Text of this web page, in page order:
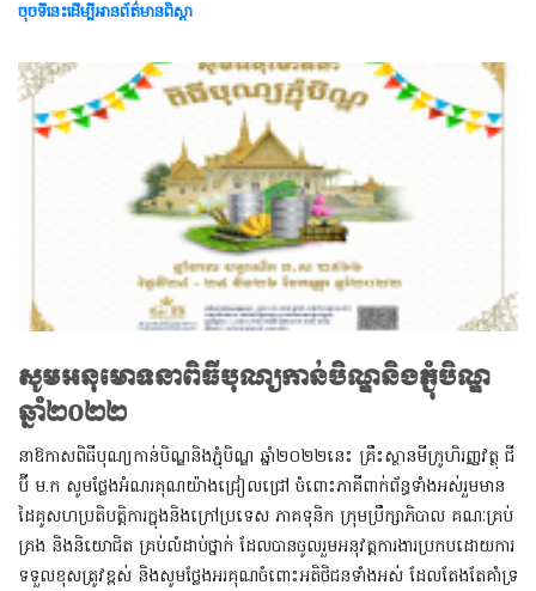
ចុចទីនេះដើម្បីអានព័ត៌មានពិស្តា
សូមអនុមោទនាពិធីបុណ្យកាន់បិណ្ឌនិងភ្ជុំបិណ្ឌ
ឆ្នាំ២០២២
នាឱកាសពិធីបុណ្យកាន់បិណ្ឌនិងភ្ជុំបិណ្ឌ ឆ្នាំ២០២២នេះ គ្រឹះស្ថានមីក្រូហិរញ្ញវត្ថុ ជី
ប៊ី ម.ក សូមថ្លែងអំណរគុណយ៉ាងជ្រៀលជ្រៅ ចំពោះភាគីពាក់ព័ន្ធទាំងអស់រួមមាន
ដៃគូសហប្រតិបត្តិការក្នុងនិងក្រៅប្រទេស ភាគទុនិក ក្រុមប្រឹក្សាភិបាល គណៈគ្រប់
គ្រង និងនិយោជិត គ្រប់លំដាប់ថ្នាក់ ដែលបានចូលរួមអនុវត្ដការងារប្រកបដោយការ
ទទួលខុសត្រូវខ្ពស់ និងសូមថ្លែងអរគុណចំពោះអតិថិជនទាំងអស់ ដែលតែងតែគាំទ្រ